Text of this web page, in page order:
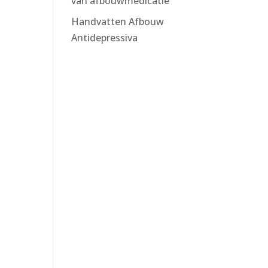
Handvatten Afbouw
Antidepressiva